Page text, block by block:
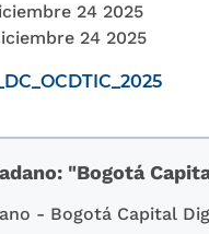
24 2025
24 2025
"Bogotá
- Bogotá Capital